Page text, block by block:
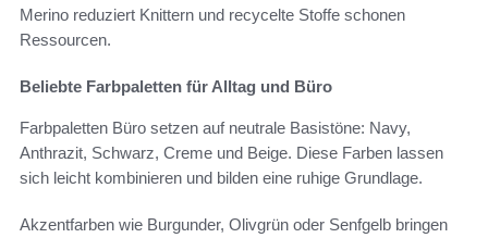
Merino reduziert Knittern und recycelte Stoffe schonen
Ressourcen.
Beliebte Farbpaletten für Alltag und Büro
Farbpaletten Büro setzen auf neutrale Basistöne: Navy,
Anthrazit, Schwarz, Creme und Beige. Diese Farben lassen
sich leicht kombinieren und bilden eine ruhige Grundlage.
Akzentfarben wie Burgunder, Olivgrün oder Senfgelb bringen